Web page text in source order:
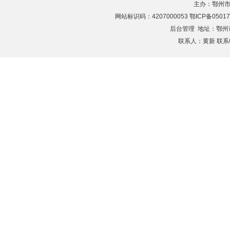
主办：鄂州
网站标识码：4207000053 鄂ICP备
后台管理 地址：鄂
联系人：黄新 联